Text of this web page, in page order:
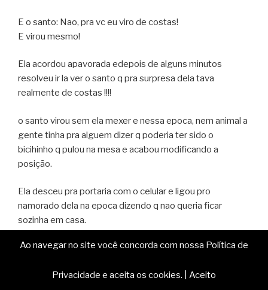
E o santo: Nao, pra vc eu viro de costas!
E virou mesmo!
Ela acordou apavorada edepois de alguns minutos
resolveu ir la ver o santo q pra surpresa dela tava
realmente de costas !!!!
o santo virou sem ela mexer e nessa epoca, nem animal a
gente tinha pra alguem dizer q poderia ter sido o
bicihinho q pulou na mesa e acabou modificando a
posição.
Ela desceu pra portaria com o celular e ligou pro
namorado dela na epoca dizendo q nao queria ficar
sozinha em casa.
Ao navegar no site você concorda com nossa Política de
Privacidade e aceita os cookies. Aceito